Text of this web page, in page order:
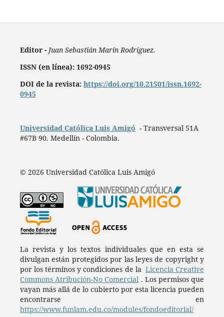
Editor - Juan Sebastián Marín Rodríguez.
ISSN (en línea): 1692-0945
DOI de la revista: https://doi.org/10.21501/issn.1692-
0945
Universidad Católica Luis Amigó - Transversal 51A
#67B 90. Medellín - Colombia.
© 2026 Universidad Católica Luis Amigó
La revista y los textos individuales que en esta se
divulgan están protegidos por las leyes de copyright y
por los términos y condiciones de la Licencia Creative
Commons Atribución-No Comercial . Los permisos que
vayan más allá de lo cubierto por esta licencia pueden
encontrarse en
https://www.funlam.edu.co/modules/fondoeditorial/